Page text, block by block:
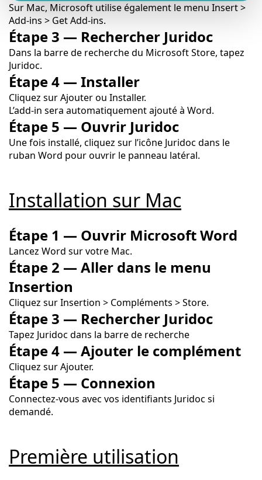
Sur Mac, Microsoft utilise également le menu Insert >
Add-ins > Get Add-ins.
Étape 3 — Rechercher Juridoc
Dans la barre de recherche du Microsoft Store, tapez
Juridoc.
Étape 4 — Installer
Cliquez sur Ajouter ou Installer.
L’add-in sera automatiquement ajouté à Word.
Étape 5 — Ouvrir Juridoc
Une fois installé, cliquez sur l’icône Juridoc dans le
ruban Word pour ouvrir le panneau latéral.
Installation sur Mac
Étape 1 — Ouvrir Microsoft Word
Lancez Word sur votre Mac.
Étape 2 — Aller dans le menu
Insertion
Cliquez sur Insertion > Compléments > Store.
Étape 3 — Rechercher Juridoc
Tapez Juridoc dans la barre de recherche
Étape 4 — Ajouter le complément
Cliquez sur Ajouter.
Étape 5 — Connexion
Connectez-vous avec vos identifiants Juridoc si
demandé.
Première utilisation